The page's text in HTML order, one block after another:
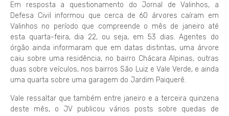
Em resposta a questionamento do Jornal de Valinhos, a
Defesa Civil informou que cerca de 60 árvores caíram em
Valinhos no período que compreende o mês de janeiro até
esta quarta-feira, dia 22, ou seja, em 53 dias. Agentes do
órgão ainda informaram que em datas distintas, uma árvore
caiu sobre uma residência, no bairro Chácara Alpinas, outras
duas sobre veículos, nos bairros São Luiz e Vale Verde, e ainda
uma quarta sobre uma garagem do Jardim Paiquerê.
Vale ressaltar que também entre janeiro e a terceira quinzena
deste mês, o JV publicou vários posts sobre quedas de